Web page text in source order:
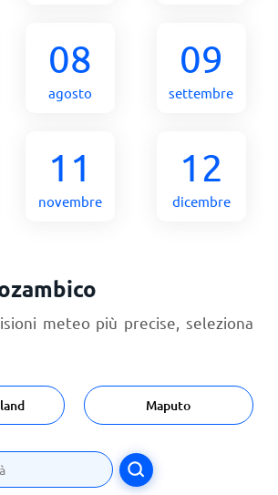
08
agosto
09
settembre
11
novembre
12
dicembre
meteo più precise, seleziona
Maputo